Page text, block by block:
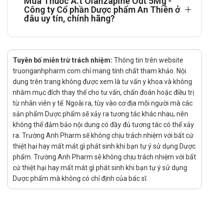
Thuốc không được nghiên cứu trên người nhỏ hơn 18
tuổi
Trên người lớn tuổi :
Liều điều trị khởi đầu thấp ( 5mg/ngày ) không thường
được chỉ định nhưng được xem xét cho bệnh nhân trên
65 tuổi.
Bệnh nhân Suy thận, suy gan:
khởi đầu 5 mg, cẩn thận khi tăng liều.
Chống chỉ định Thuốc A.T
Olanzapine ODT 5mg:
Quá mẫn với thành phần thuốc.
Công ty Cổ phần Dược phẩm An Thiên ở
đâu uy tín, chính hãng?
Tuyên bố miễn trừ trách nhiệm: Thông tin trên website
truonganhpharm.com chỉ mang tính chất tham khảo. Nội
dung trên trang không được xem là tư vấn y khoa và không
nhằm mục đích thay thế cho tư vấn, chẩn đoán hoặc điều trị
từ nhân viên y tế. Ngoài ra, tùy vào cơ địa mỗi người mà các
sản phẩm Dược phẩm sẽ xảy ra tương tác khác nhau, nên
không thể đảm bảo nội dung có đầy đủ tương tác có thể xảy
ra. Trường Anh Pharm sẽ không chịu trách nhiệm với bất cứ
thiệt hại hay mất mát gì phát sinh khi bạn tự ý sử dụng Dược
phẩm. Trường Anh Pharm sẽ không chịu trách nhiệm với bất
cứ thiệt hại hay mất mát gì phát sinh khi bạn tự ý sử dụng
Dược phẩm mà không có chỉ định của bác sĩ.